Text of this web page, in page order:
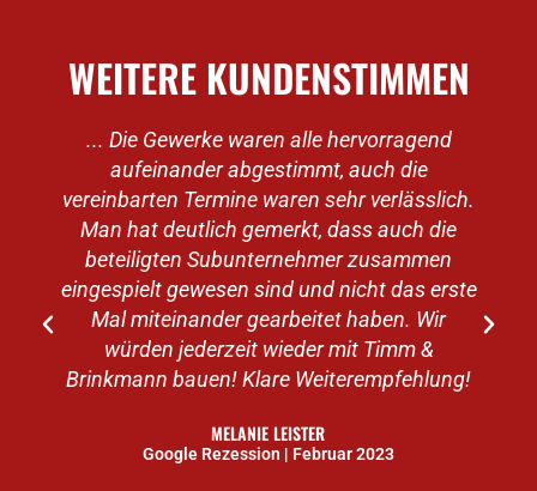
WEITERE KUNDENSTIMMEN
... Die Gewerke waren alle hervorragend
aufeinander abgestimmt, auch die
vereinbarten Termine waren sehr verlässlich.
Man hat deutlich gemerkt, dass auch die
beteiligten Subunternehmer zusammen
eingespielt gewesen sind und nicht das erste
Mal miteinander gearbeitet haben. Wir
würden jederzeit wieder mit Timm &
Brinkmann bauen! Klare Weiterempfehlung!
MELANIE LEISTER
Google Rezession | Februar 2023